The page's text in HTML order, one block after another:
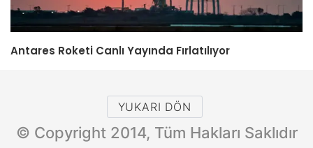
Antares Roketi Canlı Yayında Fırlatılıyor
YUKARI DÖN
© Copyright 2014, Tüm Hakları Saklıdır